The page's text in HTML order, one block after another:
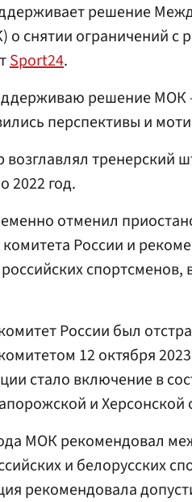
решение
снятии ограничений с
Sport24.
решение
перспективы и
возглавлял тренерский
2022 год.
отменил
России и
России был
12 октября
стало включение в
и Херсонской
МОК рекомендовал
и белорусских
рекомендовала